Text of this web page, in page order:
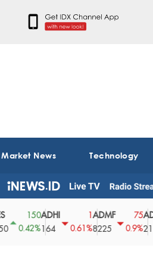
Market News Technology
0.42%
ADHI
164
0.61%
ADMF
8225
0.9%
ADMG
214